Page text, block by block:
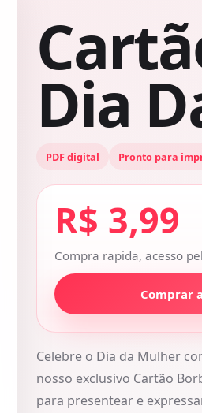
Dia
PDF digital Pronto para
R$ 3,99
Compra rapida, acesso
Comprar
Celebre o Dia da Mulher
nosso exclusivo Cartão
para presentear e